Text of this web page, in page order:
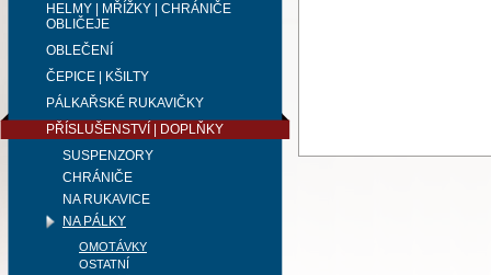
HELMY | MŘÍŽKY | CHRÁNIČE
OBLIČEJE
OBLEČENÍ
ČEPICE | KŠILTY
PÁLKAŘSKÉ RUKAVIČKY
PŘÍSLUŠENSTVÍ | DOPLŇKY
SUSPENZORY
CHRÁNIČE
NA RUKAVICE
NA PÁLKY
OMOTÁVKY
OSTATNÍ